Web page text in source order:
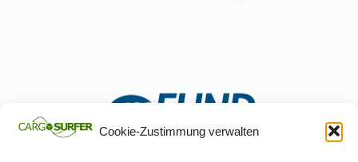
Cookie-Zustimmung verwalten